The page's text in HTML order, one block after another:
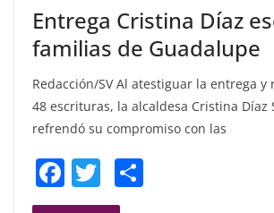
Entrega Cristina Díaz
familias de Guadalupe
Redacción/SV Al atestiguar la entrega y
48 escrituras, la alcaldesa Cristina Díaz
refrendó su compromiso con las
F
a
T
w